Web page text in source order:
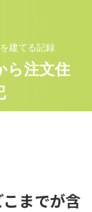
建てる記録
ら注文住
までが含